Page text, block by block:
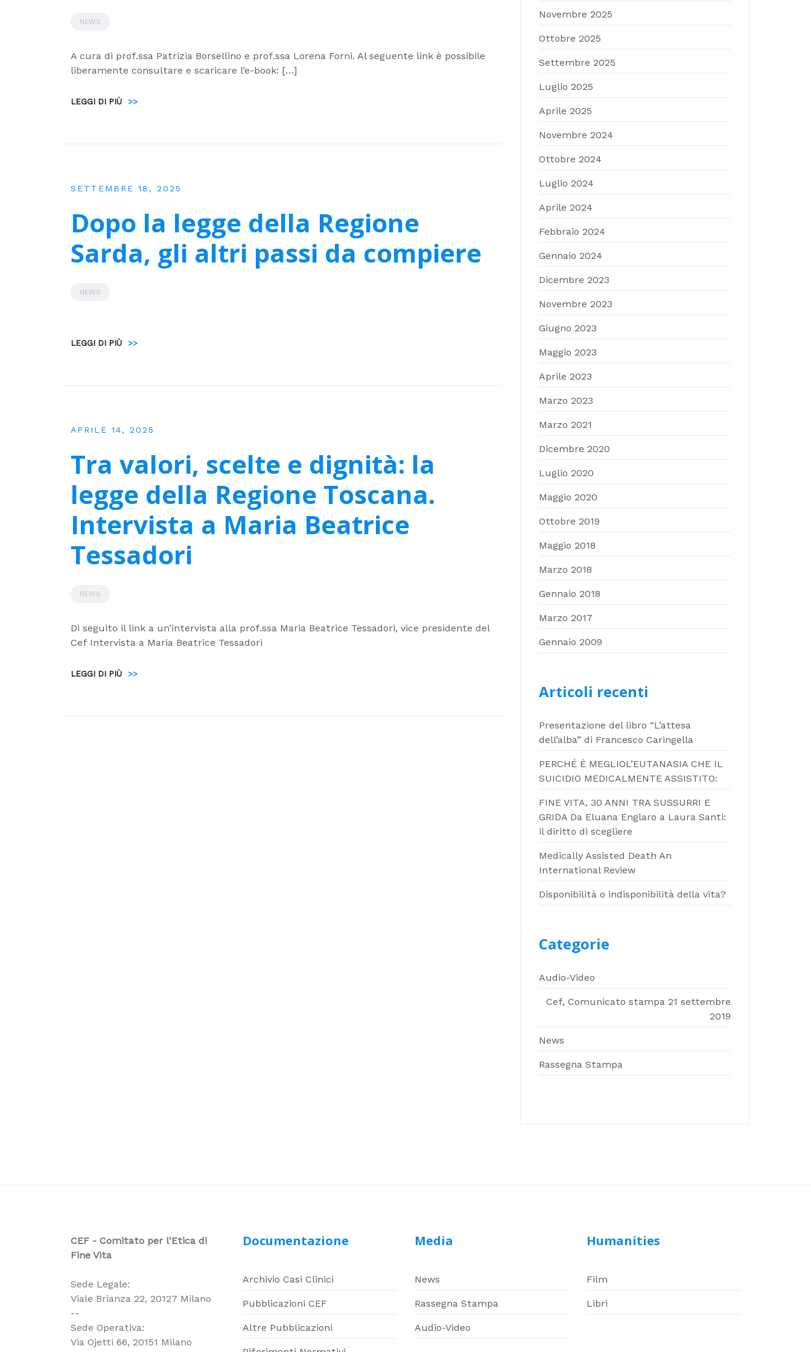
NEWS
A cura di prof.ssa Patrizia Borsellino e prof.ssa Lorena Forni. Al seguente link è possibile
liberamente consultare e scaricare l’e-book: […]
LEGGI DI PIÙ >>
SETTEMBRE 18, 2025
Dopo la legge della Regione
Sarda, gli altri passi da compiere
NEWS
LEGGI DI PIÙ >>
APRILE 14, 2025
Tra valori, scelte e dignità: la
legge della Regione Toscana.
Intervista a Maria Beatrice
Tessadori
NEWS
Di seguito il link a un’intervista alla prof.ssa Maria Beatrice Tessadori, vice presidente del
Cef Intervista a Maria Beatrice Tessadori
LEGGI DI PIÙ >>
Novembre 2025
Ottobre 2025
Settembre 2025
Luglio 2025
Aprile 2025
Novembre 2024
Ottobre 2024
Luglio 2024
Aprile 2024
Febbraio 2024
Gennaio 2024
Dicembre 2023
Novembre 2023
Giugno 2023
Maggio 2023
Aprile 2023
Marzo 2023
Marzo 2021
Dicembre 2020
Luglio 2020
Maggio 2020
Ottobre 2019
Maggio 2018
Marzo 2018
Gennaio 2018
Marzo 2017
Gennaio 2009
Articoli recenti
Presentazione del libro “L’attesa
dell’alba” di Francesco Caringella
PERCHÉ È MEGLIOL’EUTANASIA CHE IL
SUICIDIO MEDICALMENTE ASSISTITO:
FINE VITA, 30 ANNI TRA SUSSURRI E
GRIDA Da Eluana Englaro a Laura Santi:
il diritto di scegliere
Medically Assisted Death An
International Review
Disponibilità o indisponibilità della vita?
Categorie
Audio-Video
Cef, Comunicato stampa 21 settembre
2019
News
Rassegna Stampa
CEF - Comitato per l'Etica di
Fine Vita
Sede Legale:
Viale Brianza 22, 20127 Milano
--
Sede Operativa:
Via Ojetti 66, 20151 Milano
Documentazione
Archivio Casi Clinici
Pubblicazioni CEF
Altre Pubblicazioni
Media
News
Rassegna Stampa
Audio-Video
Humanities
Film
Libri